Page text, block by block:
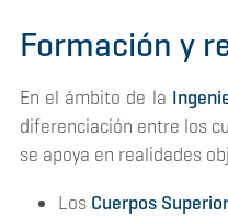
Formación y
En el ámbito de la
diferenciación entre los
se apoya en realidades
Los Cuerpos